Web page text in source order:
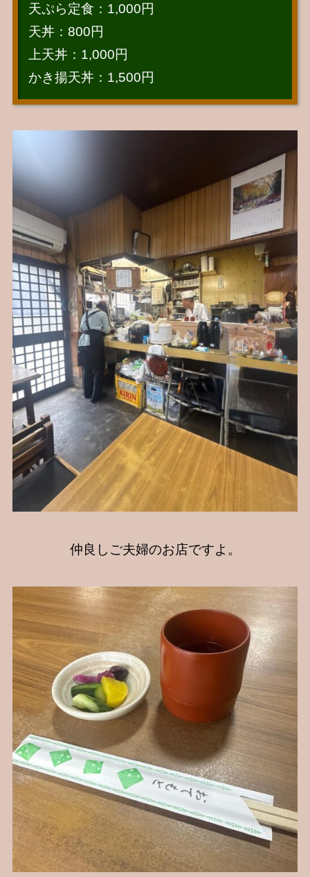
天ぷら定食：1,000円
天丼：800円
上天丼：1,000円
かき揚天丼：1,500円
仲良しご夫婦のお店ですよ。